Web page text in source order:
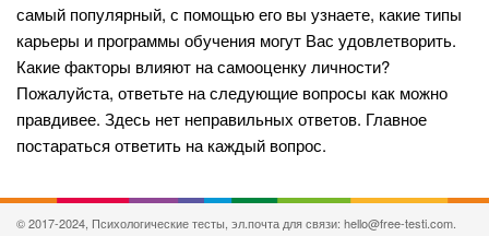
самый популярный, с помощью его вы узнаете, какие типы
карьеры и программы обучения могут Вас удовлетворить.
Какие факторы влияют на самооценку личности?
Пожалуйста, ответьте на следующие вопросы как можно
правдивее. Здесь нет неправильных ответов. Главное
постараться ответить на каждый вопрос.
© 2017-2024, Психологические тесты, эл.почта для связи: hello@free-testi.com.